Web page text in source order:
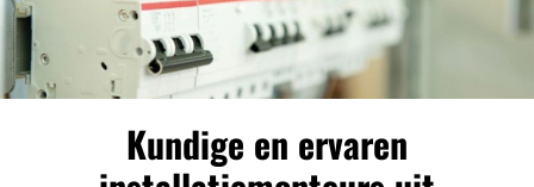
Kundige en ervaren